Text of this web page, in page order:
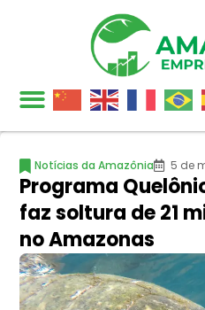
Notícias da Amazônia 5 de
Programa
faz soltura de 21
no Amazonas